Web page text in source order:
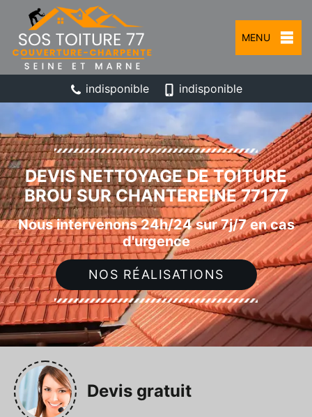
MENU
indisponible indisponible
DEVIS NETTOYAGE DE TOITURE
BROU SUR CHANTEREINE 77177
Nous intervenons 24h/24 sur 7j/7 en cas
d'urgence
NOS RÉALISATIONS
Devis gratuit